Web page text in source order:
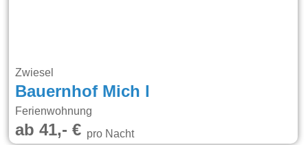
Zwiesel
Bauernhof Mich l
Ferienwohnung
ab 41,- €pro Nacht